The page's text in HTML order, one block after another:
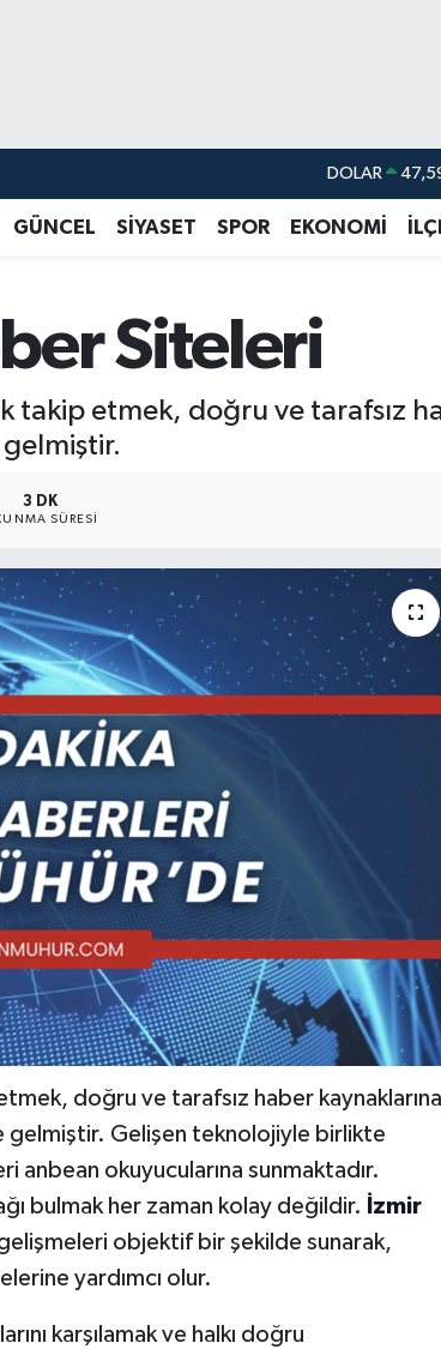
DOLAR
EURO
GÜNCEL SİYASET SPOR EKONOMİ
Siteleri
takip etmek, doğru ve tarafsız
3 DK
SÜRESI
doğru ve tarafsız haber kaynaklarına
gelmiştir. Gelişen teknolojiyle birlikte
anbean okuyucularına sunmaktadır.
bulmak her zaman kolay değildir. İzmir
objektif bir şekilde sunarak,
yardımcı olur.
karşılamak ve halkı doğru